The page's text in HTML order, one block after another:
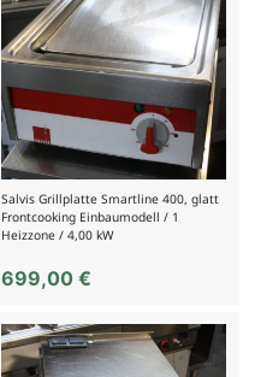
Salvis Grillplatte Smartline 400, glatt
Frontcooking Einbaumodell / 1
Heizzone / 4,00 kW
699,00€